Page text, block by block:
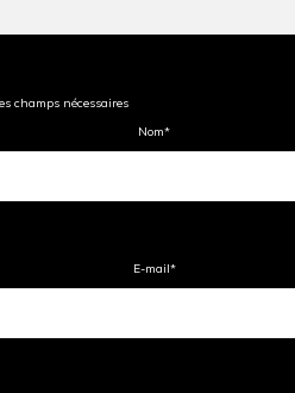
champs nécessaires
Nom*
E-mail*